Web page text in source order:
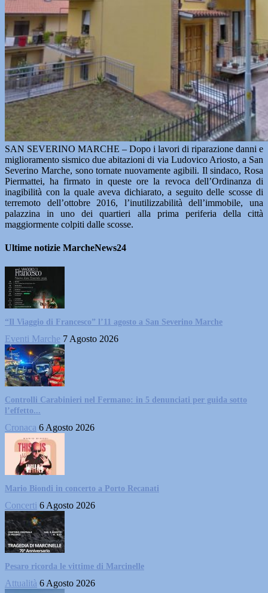
SAN SEVERINO MARCHE – Dopo i lavori di riparazione danni e
miglioramento sismico due abitazioni di via Ludovico Ariosto, a San
Severino Marche, sono tornate nuovamente agibili. Il sindaco, Rosa
Piermattei, ha firmato in queste ore la revoca dell’Ordinanza di
inagibilità con la quale aveva dichiarato, a seguito delle scosse di
terremoto dell’ottobre 2016, l’inutilizzabilità dell’immobile, una
palazzina in uno dei quartieri alla prima periferia della città
maggiormente colpiti dalle scosse.
Ultime notizie MarcheNews24
“Il Viaggio di Francesco” l’11 agosto a San Severino Marche
Eventi Marche 7 Agosto 2026
Controlli Carabinieri nel Fermano: in 5 denunciati per guida sotto
l’effetto...
Cronaca 6 Agosto 2026
Mario Biondi in concerto a Porto Recanati
Concerti 6 Agosto 2026
Pesaro ricorda le vittime di Marcinelle
Attualità 6 Agosto 2026